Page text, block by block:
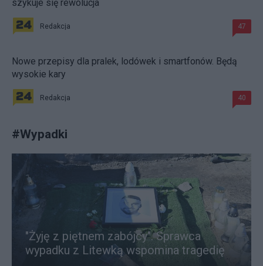
szykuje się rewolucja
Redakcja 47
Nowe przepisy dla pralek, lodówek i smartfonów. Będą
wysokie kary
Redakcja 40
#Wypadki
"Żyję z piętnem zabójcy". Sprawca
wypadku z Litewką wspomina tragedię